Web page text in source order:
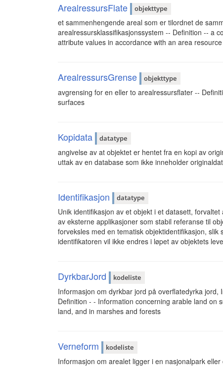
ArealressursFlate objekttype
et sammenhengende areal som er tilordnet de
arealressursklassifikasjonssystem -- Definition -- a
attribute values in accordance with an area
ArealressursGrense objekttype
avgrensing for en eller to arealressursflater --
surfaces
Kopidata datatype
angivelse av at objektet er hentet fra en kopi av
uttak av en database som ikke inneholder
Identifikasjon datatype
Unik identifikasjon av et objekt i et datasett,
av eksterne applikasjoner som stabil referanse til
forveksles med en tematisk objektidentifikasjon,
identifikatoren vil ikke endres i løpet av objektets
DyrkbarJord kodeliste
Informasjon om dyrkbar jord på overflatedyrka
Definition - - Information concerning arable land on
land, and in marshes and forests
Verneform kodeliste
Informasjon om arealet ligger i en nasjonalpark